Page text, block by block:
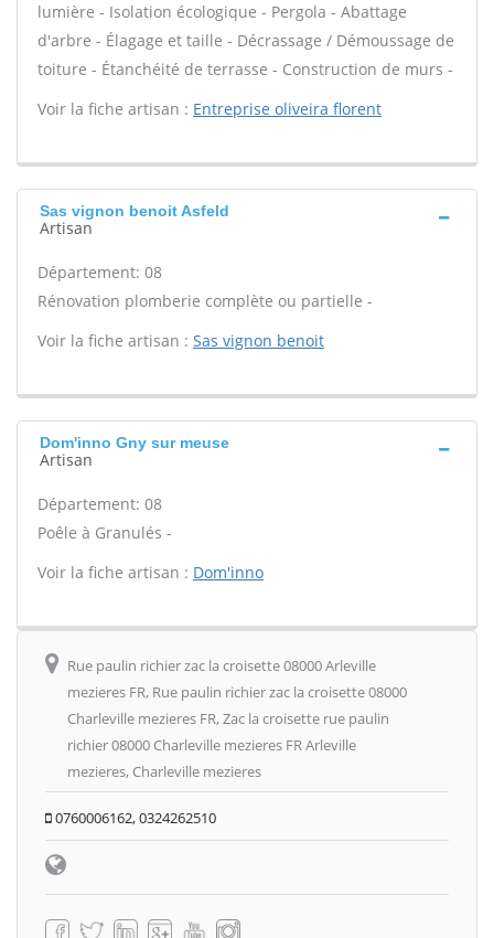
lumière - Isolation écologique - Pergola - Abattage
d'arbre - Élagage et taille - Décrassage / Démoussage de
toiture - Étanchéité de terrasse - Construction de murs -
Voir la fiche artisan : Entreprise oliveira florent
Sas vignon benoit Asfeld
Artisan
Département: 08
Rénovation plomberie complète ou partielle -
Voir la fiche artisan : Sas vignon benoit
Dom'inno Gny sur meuse
Artisan
Département: 08
Poêle à Granulés -
Voir la fiche artisan : Dom'inno
Rue paulin richier zac la croisette 08000 Arleville
mezieres FR, Rue paulin richier zac la croisette 08000
Charleville mezieres FR, Zac la croisette rue paulin
richier 08000 Charleville mezieres FR Arleville
mezieres, Charleville mezieres
0760006162, 0324262510